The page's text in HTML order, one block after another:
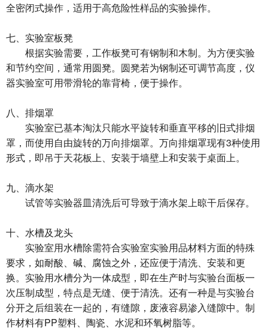
全密闭式操作，适用于高危险性样品的实验操作。
七、实验室板凳
根据实验需要，工作板凳可有钢制和木制。为方便实验
和节约空间，通常用圆凳。圆凳若为钢制还可调节高度，仪
器实验室可用带滑轮的靠背椅，便于操作。
八、排烟罩
实验室已基本淘汰只能水平旋转和垂直平移的旧式排烟
罩，而使用自由旋转的万向排烟罩。万向排烟罩现有3种使用
形式，即吊于天花板上、安装于墙壁上和安装于桌面上。
九、滴水架
试管等实验器皿清洗后可导致于滴水架上晾干后保存。
十、水槽及龙头
实验室用水槽除需符合实验室实验用品材料方面的特殊
要求，如耐酸、碱、腐蚀之外，还应便于清洗、安装和更
换。实验用水槽分为一体成型，即在生产时与实验台面板一
次压制成型，特点是无缝、便于清洗。还有一种是与实验台
分开之后组装在一起的，有缝隙，废液容易渗入缝隙中。制
作材料有PP塑料、陶瓷、水泥和环氧树脂等。